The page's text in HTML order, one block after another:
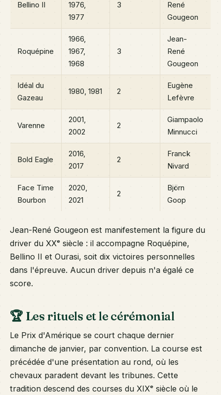
Bellino II
1976,
1977
3
René
Gougeon
Roquépine
1966,
1967,
1968
3
Jean-
René
Gougeon
Idéal du
Gazeau
1980, 1981 2
Eugène
Lefèvre
Varenne
2001,
2002
2
Giampaolo
Minnucci
Bold Eagle
2016,
2017
2
Franck
Nivard
Face Time
Bourbon
2020,
2021
2
Björn
Goop
Jean-René Gougeon est manifestement la figure du
driver du XXᵉ siècle : il accompagne Roquépine,
Bellino II et Ourasi, soit dix victoires personnelles
dans l'épreuve. Aucun driver depuis n'a égalé ce
score.
🏆 Les rituels et le cérémonial
Le Prix d'Amérique se court chaque dernier
dimanche de janvier, par convention. La course est
précédée d'une présentation au rond, où les
chevaux paradent devant les tribunes. Cette
tradition descend des courses du XIXᵉ siècle où le